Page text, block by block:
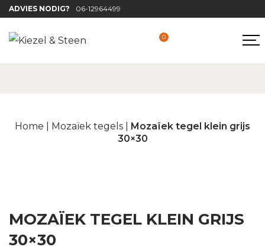
ADVIES NODIG? 06-12964499
0
Home Mozaïek tegels
Mozaïek tegel klein grijs
30×30
MOZAÏEK TEGEL KLEIN GRIJS
30×30